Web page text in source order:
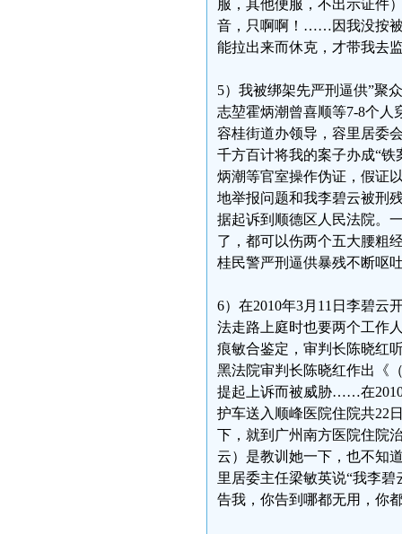
服，其他便服，不出示证件
音，只啊啊！……因我没按被
能拉出来而休克，才带我去
5）我被绑架先严刑逼供”聚
志堃霍炳潮曾喜顺等7-8个人
容桂街道办领导，容里居委
千方百计将我的案子办成“铁
炳潮等官室操作伪证，假证
地举报问题和我李碧云被刑
据起诉到顺德区人民法院。
了，都可以伤两个五大腰粗
桂民警严刑逼供暴残不断呕
6）在2010年3月11日李碧云
法走路上庭时也要两个工作
痕敏合鉴定，审判长陈晓红
黑法院审判长陈晓红作出《
提起上诉而被威胁……在
护车送入顺峰医院住院共22
下，就到广州南方医院住院
云）是教训她一下，也不知
里居委主任梁敏英说“我李
告我，你告到哪都无用，你